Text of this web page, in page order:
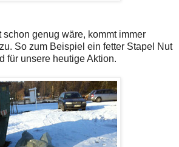
genug wäre, kommt immer
So zum Beispiel ein fetter Stapel Nut
für unsere heutige Aktion.